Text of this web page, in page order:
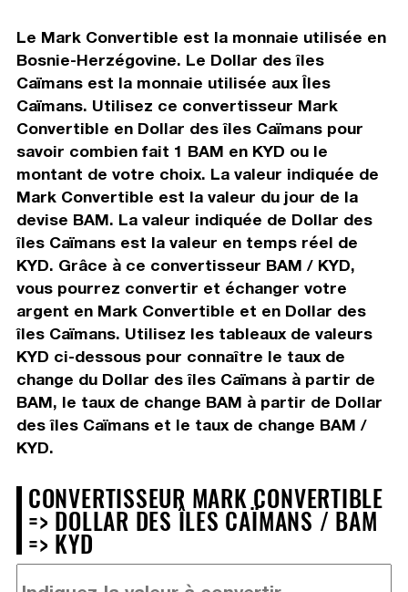
Le Mark Convertible est la monnaie utilisée en
Bosnie-Herzégovine. Le Dollar des îles
Caïmans est la monnaie utilisée aux Îles
Caïmans. Utilisez ce convertisseur Mark
Convertible en Dollar des îles Caïmans pour
savoir combien fait 1 BAM en KYD ou le
montant de votre choix. La valeur indiquée de
Mark Convertible est la valeur du jour de la
devise BAM. La valeur indiquée de Dollar des
îles Caïmans est la valeur en temps réel de
KYD. Grâce à ce convertisseur BAM / KYD,
vous pourrez convertir et échanger votre
argent en Mark Convertible et en Dollar des
îles Caïmans. Utilisez les tableaux de valeurs
KYD ci-dessous pour connaître le taux de
change du Dollar des îles Caïmans à partir de
BAM, le taux de change BAM à partir de Dollar
des îles Caïmans et le taux de change BAM /
KYD.
CONVERTISSEUR MARK CONVERTIBLE
=> DOLLAR DES ÎLES CAÏMANS / BAM
=> KYD